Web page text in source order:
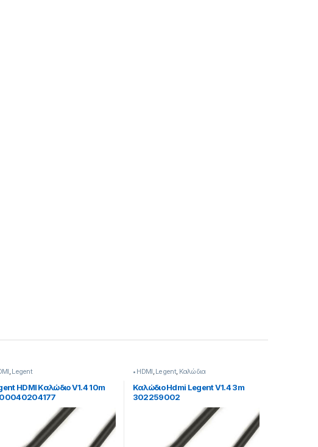
Legent
HDMI Καλώδιο V1.4 10m
• HDMI Legent, Καλώδια
Καλώδιο Hdmi Legent V1.4 3m
302259002